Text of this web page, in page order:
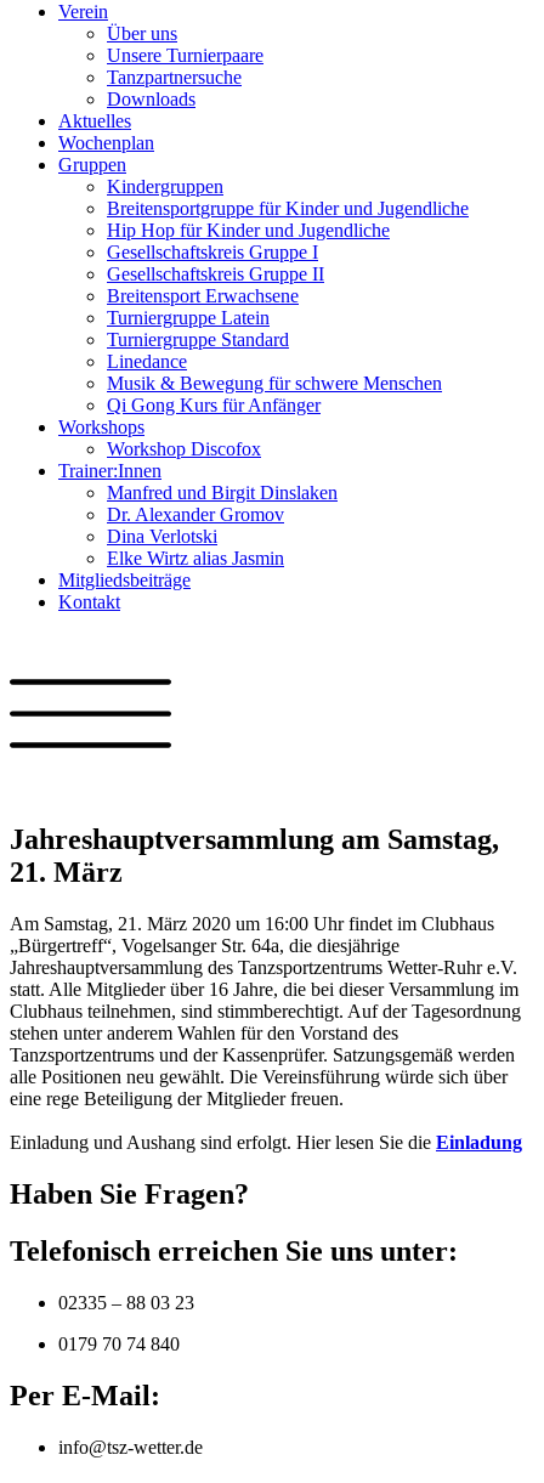
Verein
Über uns
Unsere Turnierpaare
Tanzpartnersuche
Downloads
Aktuelles
Wochenplan
Gruppen
Kindergruppen
Breitensportgruppe für Kinder und Jugendliche
Hip Hop für Kinder und Jugendliche​
Gesellschaftskreis Gruppe I
Gesellschaftskreis Gruppe II
Breitensport Erwachsene
Turniergruppe Latein
Turniergruppe Standard
Linedance
Musik & Bewegung für schwere Menschen​
Qi Gong Kurs für Anfänger
Workshops
Workshop Discofox
Trainer:Innen
Manfred und Birgit Dinslaken
Dr. Alexander Gromov
Dina Verlotski
Elke Wirtz alias Jasmin
Mitgliedsbeiträge
Kontakt
Jahreshauptversammlung am Samstag,
21. März
Am Samstag, 21. März 2020 um 16:00 Uhr findet im Clubhaus
„Bürgertreff“, Vogelsanger Str. 64a, die diesjährige
Jahreshauptversammlung des Tanzsportzentrums Wetter-Ruhr e.V.
statt. Alle Mitglieder über 16 Jahre, die bei dieser Versammlung im
Clubhaus teilnehmen, sind stimmberechtigt. Auf der Tagesordnung
stehen unter anderem Wahlen für den Vorstand des
Tanzsportzentrums und der Kassenprüfer. Satzungsgemäß werden
alle Positionen neu gewählt. Die Vereinsführung würde sich über
eine rege Beteiligung der Mitglieder freuen.
Einladung und Aushang sind erfolgt. Hier lesen Sie die Einladung
Haben Sie Fragen?
Telefonisch erreichen Sie uns unter:
02335 – 88 03 23
0179 70 74 840
Per E-Mail:
info@tsz-wetter.de